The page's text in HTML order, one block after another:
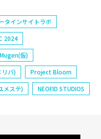
タインサイトラボ
2024
仮)
バ)
Project Bloom
メステ)
NEOFID STUDIOS